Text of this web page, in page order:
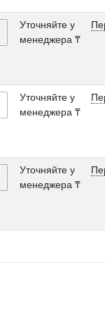
Уточняйте у
менеджера ₸
Уточняйте у
менеджера ₸
Уточняйте у
менеджера ₸